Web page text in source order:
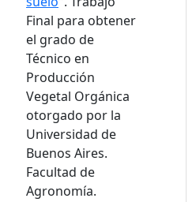
Final para obtener
el grado de
Técnico en
Producción
Vegetal Orgánica
otorgado por la
Universidad de
Buenos Aires.
Facultad de
Agronomía.